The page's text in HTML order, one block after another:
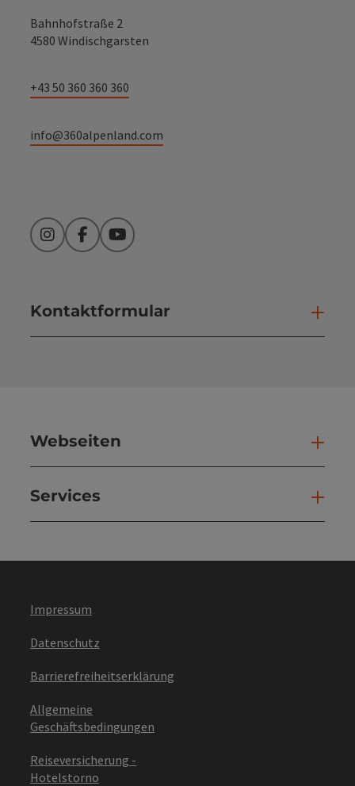
Bahnhofstraße 2
4580 Windischgarsten
+43 50 360 360 360
info@360alpenland.com
InstagramFacebookYouTube
Kontaktformular
Webseiten
Services
Impressum
Datenschutz
Barrierefreiheitserklärung
Allgemeine
Geschäftsbedingungen
Reiseversicherung -
Hotelstorno